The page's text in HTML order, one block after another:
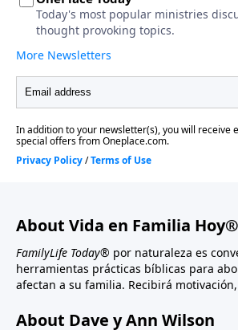
About Vida en Familia Hoy®
FamilyLife Today® por naturaleza es
herramientas prácticas bíblicas para
afectan a su familia. Recibirá
About Dave y Ann Wilson